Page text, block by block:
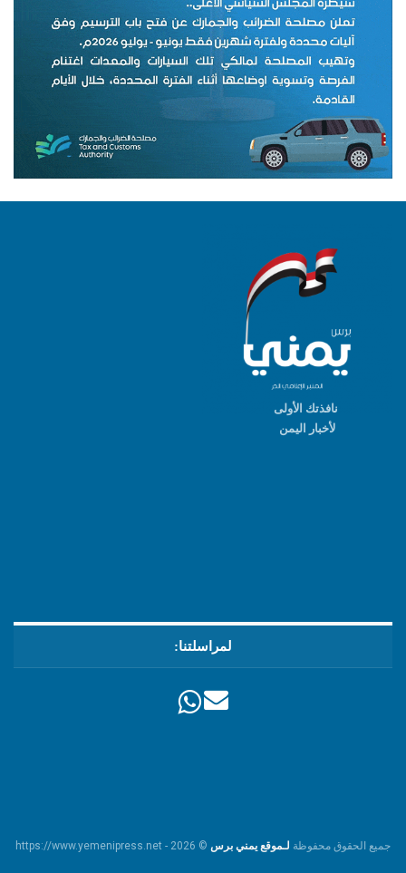
نافذتك الأولى
لأخبار اليمن
لمراسلتنا:
جميع الحقوق محفوظة لـموقع يمني برس © https://www.yemenipress.net - 2026